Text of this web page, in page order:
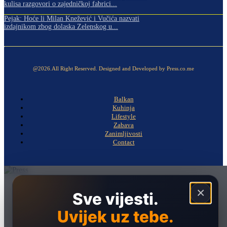
kulisa razgovori o zajedničkoj fabrici...
Pejak: Hoće li Milan Knežević i Vučića nazvati
izdajnikom zbog dolaska Zelenskog u...
@2026.All Right Reserved. Designed and Developed by Press.co.me
Balkan
Kuhinja
Lifestyle
Zabava
Zanimljivosti
Contact
×
Sve vijesti.
Uvijek uz tebe.